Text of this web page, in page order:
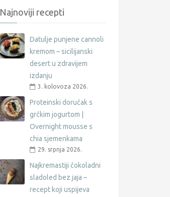
Najnoviji recepti
Datulje punjene cannoli
kremom – sicilijanski
desert u zdravijem
izdanju
3. kolovoza 2026.
Proteinski doručak s
grčkim jogurtom |
Overnight mousse s
chia sjemenkama
29. srpnja 2026.
Najkremastiji čokoladni
sladoled bez jaja –
recept koji uspijeva